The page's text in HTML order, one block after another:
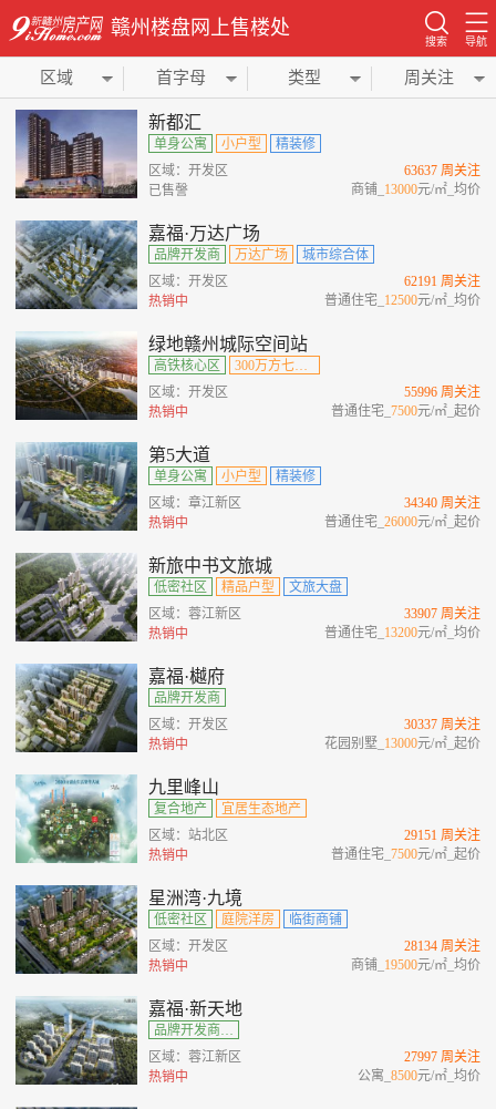
赣州楼盘网上售楼处
搜索 导航
区域 首字母 类型 周关注
新都汇
单身公寓 小户型
精装修
区域：开发区
已售謦
63637 周关注
商铺_ 13000元/㎡_均价
嘉福·万达广场
品牌开发商 万达广场
城市综合体
区域：开发区
热销中
62191 周关注
普通住宅_ 12500元/㎡_均价
绿地赣州城际空间站
高铁核心区
300万方七位一体综合城
区域：开发区
热销中
55996 周关注
普通住宅_7500元/㎡_起价
第5大道
单身公寓 小户型
精装修
区域：章江新区
热销中
34340 周关注
普通住宅_26000元/㎡_起价
新旅中书文旅城
低密社区 精品户型
文旅大盘
区域：蓉江新区
热销中
33907 周关注
普通住宅_ 13200元/㎡_均价
嘉福·樾府
品牌开发商
区域：开发区
热销中
30337 周关注
花园别墅_ 13000元/㎡_起价
九里峰山
复合地产
宜居生态地产
区域：站北区
热销中
29151 周关注
普通住宅_7500元/㎡_起价
星洲湾·九境
低密社区 庭院洋房
临街商铺
区域：开发区
热销中
28134 周关注
商铺_ 19500元/㎡_均价
嘉福·新天地
品牌开发商、城央绿肺观邸、多维商业范本、公园环绕
区域：蓉江新区
热销中
27997 周关注
公寓_8500元/㎡_均价